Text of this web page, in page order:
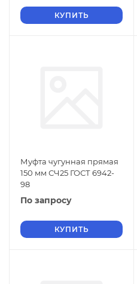
КУПИТЬ
Муфта чугунная прямая
150 мм СЧ25 ГОСТ 6942-
98
По запросу
КУПИТЬ